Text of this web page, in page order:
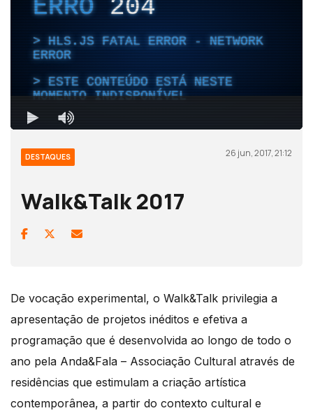
DESTAQUES 26 jun, 2017, 21:12
Walk&Talk 2017
De vocação experimental, o Walk&Talk privilegia a
apresentação de projetos inéditos e efetiva a
programação que é desenvolvida ao longo de todo o
ano pela Anda&Fala – Associação Cultural através de
residências que estimulam a criação artística
contemporânea, a partir do contexto cultural e